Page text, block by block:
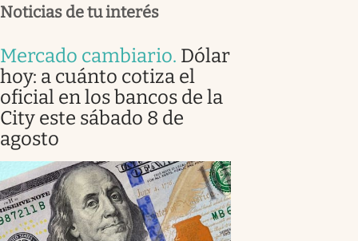
Noticias de tu interés
Mercado cambiario. Dólar
hoy: a cuánto cotiza el
oficial en los bancos de la
City este sábado 8 de
agosto